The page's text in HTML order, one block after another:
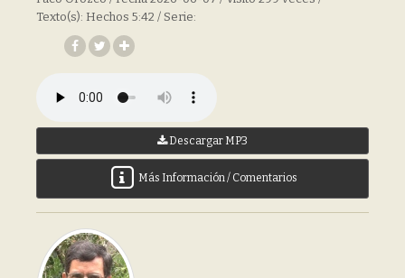
Texto(s): Hechos 5:42 / Serie:
Descargar MP3
Más Información / Comentarios